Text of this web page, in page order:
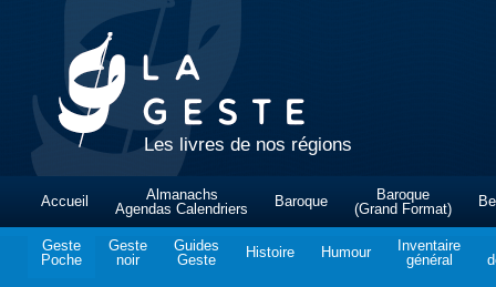
Les livres de nos régions
Accueil
Almanachs
Agendas Calendriers
Baroque
Baroque
(Grand Format)
Geste
Poche
Geste
noir
Guides
Geste
Histoire Humour
Inventaire
général